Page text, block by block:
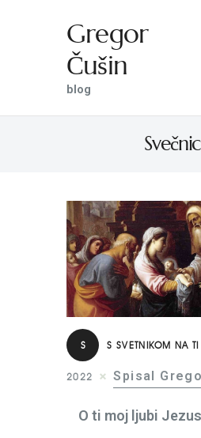
Gregor
Čušin
blog
O
S
KNJIGE
S S SVETNIKOM NA TI
2022 Spisal
O ti moj ljubi